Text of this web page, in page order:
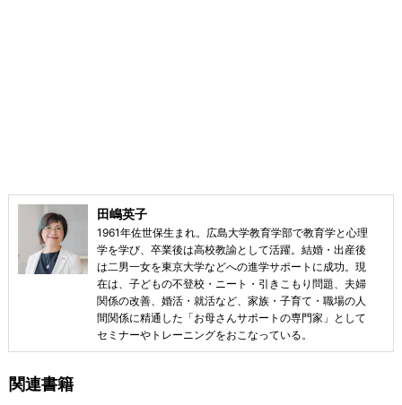
田嶋英子
1961年佐世保生まれ。広島大学教育学部で教育学と心理
学を学び、卒業後は高校教諭として活躍。結婚・出産後
は二男一女を東京大学などへの進学サポートに成功。現
在は、子どもの不登校・ニート・引きこもり問題、夫婦
関係の改善、婚活・就活など、家族・子育て・職場の人
間関係に精通した「お母さんサポートの専門家」として
セミナーやトレーニングをおこなっている。
関連書籍